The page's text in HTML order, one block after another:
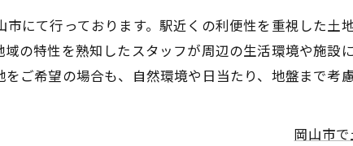
にて行っております。駅近くの利便性を重視した土
の特性を熟知したスタッフが周辺の生活環境や施設
ご希望の場合も、自然環境や日当たり、地盤まで考
岡山市